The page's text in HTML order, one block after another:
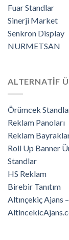
Fuar Standlar
Sinerji Market
Senkron Display
NURMETSAN
ALTERNATİF
Örümcek
Reklam Panoları
Reklam
Roll Up Banner
Standlar
HS Reklam
Birebir Tanıtım
Altınçekiç Ajans